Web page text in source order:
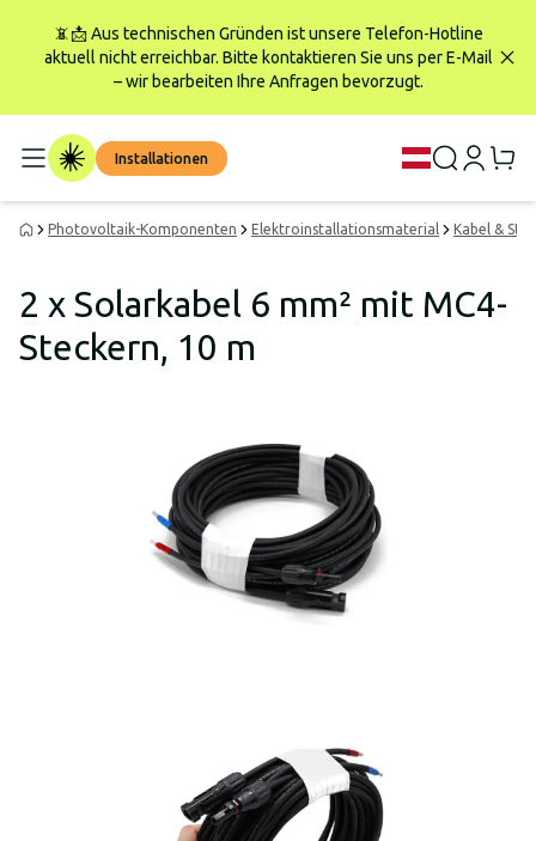
📵📩 Aus technischen Gründen ist unsere Telefon-Hotline
aktuell nicht erreichbar. Bitte kontaktieren Sie uns per E-Mail
– wir bearbeiten Ihre Anfragen bevorzugt.
Installationen
Photovoltaik-Komponenten Elektroinstallationsmaterial Kabel &
2 x Solarkabel 6 mm² mit MC4-
Steckern, 10 m